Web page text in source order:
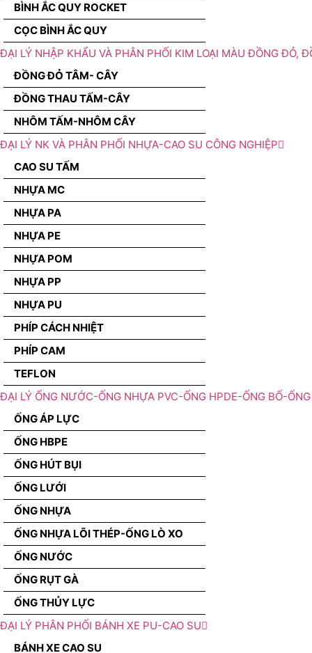
BÌNH ẮC QUY ROCKET
CỌC BÌNH ẮC QUY
ĐẠI LÝ NHẬP KHẨU VÀ PHÂN PHỐI KIM LOẠI MÀU ĐỒNG ĐỎ,
ĐỒNG ĐỎ TÂM- CÂY
ĐỒNG THAU TẤM-CÂY
NHÔM TẤM-NHÔM CÂY
ĐẠI LÝ NK VÀ PHÂN PHỐI NHỰA-CAO SU CÔNG NGHIỆP
CAO SU TẤM
NHỰA MC
NHỰA PA
NHỰA PE
NHỰA POM
NHỰA PP
NHỰA PU
PHÍP CÁCH NHIỆT
PHÍP CAM
TEFLON
ĐẠI LÝ ỐNG NƯỚC-ỐNG NHỰA PVC-ỐNG HPDE-ỐNG BỐ-
ỐNG ÁP LỰC
ỐNG HBPE
ỐNG HÚT BỤI
ỐNG LƯỚI
ỐNG NHỰA
ỐNG NHỰA LÕI THÉP-ỐNG LÒ XO
ỐNG NƯỚC
ỐNG RỤT GÀ
ỐNG THỦY LỰC
ĐẠI LÝ PHÂN PHỐI BÁNH XE PU-CAO SU
BÁNH XE CAO SU